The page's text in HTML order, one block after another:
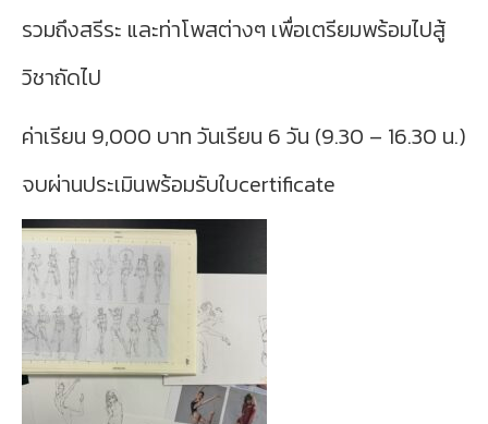
รวมถึงสรีระ และท่าโพสต่างๆ เพื่อเตรียมพร้อมไปสู้
วิชาถัดไป
ค่าเรียน 9,000 บาท วันเรียน 6 วัน (9.30 – 16.30 น.)
จบผ่านประเมินพร้อมรับใบcertificate